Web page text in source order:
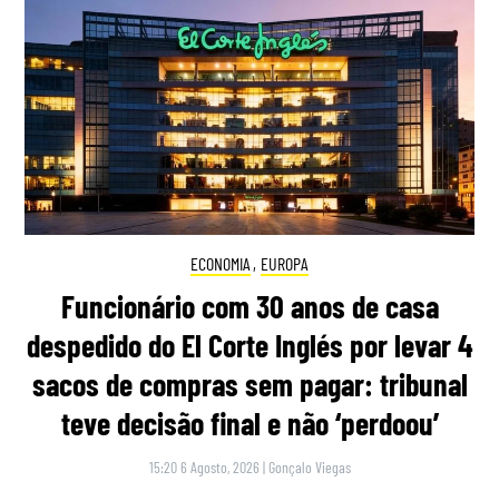
ECONOMIA , EUROPA
Funcionário com 30 anos de casa
despedido do El Corte Inglés por levar 4
sacos de compras sem pagar: tribunal
teve decisão final e não ‘perdoou’
15:20 6 Agosto, 2026 | Gonçalo Viegas